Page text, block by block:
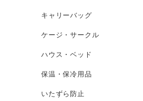
キャリーバッグ
ケージ・サークル
ハウス・ベッド
保温・保冷用品
いたずら防止